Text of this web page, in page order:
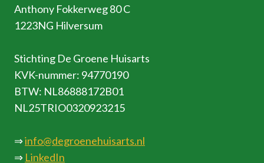
Anthony Fokkerweg 80 C
1223NG Hilversum
Stichting De Groene Huisarts
KVK-nummer: 94770190
BTW: NL86888172B01
NL25TRIO0320923215
⇒info@degroenehuisarts.nl
⇒ LinkedIn